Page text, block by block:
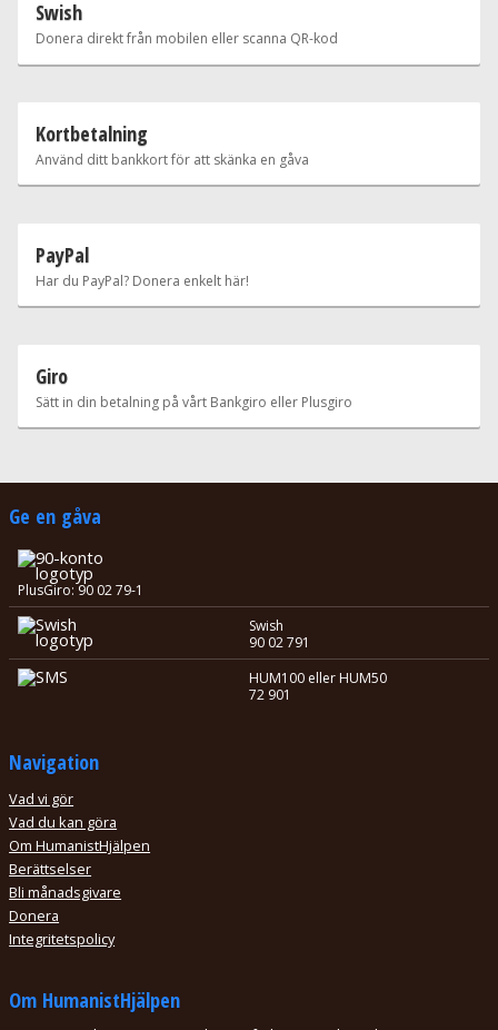
Swish
Donera direkt från mobilen eller scanna QR-kod
Kortbetalning
Använd ditt bankkort för att skänka en gåva
PayPal
Har du PayPal? Donera enkelt här!
Giro
Sätt in din betalning på vårt Bankgiro eller Plusgiro
Ge en gåva
PlusGiro: 90 02 79-1
Swish
90 02 791
HUM100 eller HUM50
72 901
Navigation
Vad vi gör
Vad du kan göra
Om HumanistHjälpen
Berättselser
Bli månadsgivare
Donera
Integritetspolicy
Om HumanistHjälpen